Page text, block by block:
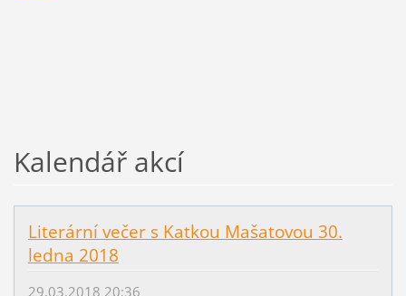
Kalendář akcí
Literární večer s Katkou Mašatovou 30.
ledna 2018
29.03.2018 20:36